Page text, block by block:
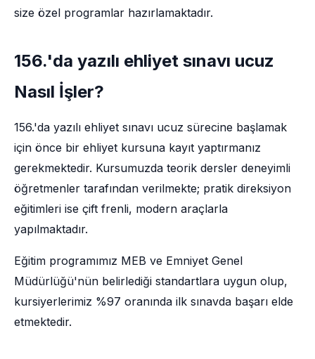
size özel programlar hazırlamaktadır.
156.'da yazılı ehliyet sınavı ucuz
Nasıl İşler?
156.'da yazılı ehliyet sınavı ucuz sürecine başlamak
için önce bir ehliyet kursuna kayıt yaptırmanız
gerekmektedir. Kursumuzda teorik dersler deneyimli
öğretmenler tarafından verilmekte; pratik direksiyon
eğitimleri ise çift frenli, modern araçlarla
yapılmaktadır.
Eğitim programımız MEB ve Emniyet Genel
Müdürlüğü'nün belirlediği standartlara uygun olup,
kursiyerlerimiz %97 oranında ilk sınavda başarı elde
etmektedir.